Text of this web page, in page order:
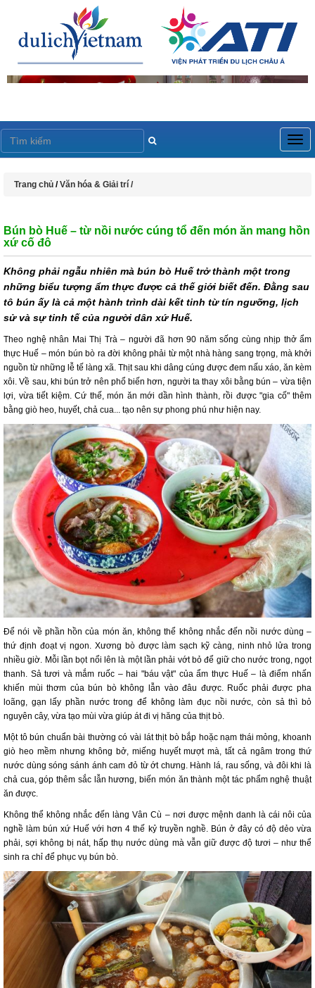
Trang chủ /Văn hóa & Giải trí /
Bún bò Huế – từ nồi nước cúng tổ đến món ăn mang hồn
xứ cố đô
Không phải ngẫu nhiên mà bún bò Huế trở thành một trong
những biểu tượng ẩm thực được cả thế giới biết đến. Đằng sau
tô bún ấy là cả một hành trình dài kết tinh từ tín ngưỡng, lịch
sử và sự tinh tế của người dân xứ Huế.
Theo nghệ nhân Mai Thị Trà – người đã hơn 90 năm sống cùng nhịp thở ẩm
thực Huế – món bún bò ra đời không phải từ một nhà hàng sang trọng, mà khởi
nguồn từ những lễ tế làng xã. Thịt sau khi dâng cúng được đem nấu xáo, ăn kèm
xôi. Về sau, khi bún trở nên phổ biến hơn, người ta thay xôi bằng bún – vừa tiện
lợi, vừa tiết kiệm. Cứ thế, món ăn mới dần hình thành, rồi được "gia cố" thêm
bằng giò heo, huyết, chả cua... tạo nên sự phong phú như hiện nay.
Để nói về phần hồn của món ăn, không thể không nhắc đến nồi nước dùng –
thứ định đoạt vị ngon. Xương bò được làm sạch kỹ càng, ninh nhỏ lửa trong
nhiều giờ. Mỗi lần bọt nổi lên là một lần phải vớt bỏ để giữ cho nước trong, ngọt
thanh. Sả tươi và mắm ruốc – hai "báu vật" của ẩm thực Huế – là điểm nhấn
khiến mùi thơm của bún bò không lẫn vào đâu được. Ruốc phải được pha
loãng, gạn lấy phần nước trong để không làm đục nồi nước, còn sả thì bỏ
nguyên cây, vừa tạo mùi vừa giúp át đi vị hăng của thịt bò.
Một tô bún chuẩn bài thường có vài lát thịt bò bắp hoặc nạm thái mỏng, khoanh
giò heo mềm nhưng không bở, miếng huyết mượt mà, tất cả ngâm trong thứ
nước dùng sóng sánh ánh cam đỏ từ ớt chưng. Hành lá, rau sống, và đôi khi là
chả cua, góp thêm sắc lẫn hương, biến món ăn thành một tác phẩm nghệ thuật
ăn được.
Không thể không nhắc đến làng Vân Cù – nơi được mệnh danh là cái nôi của
nghề làm bún xứ Huế với hơn 4 thế kỷ truyền nghề. Bún ở đây có độ dẻo vừa
phải, sợi không bị nát, hấp thụ nước dùng mà vẫn giữ được độ tươi – như thể
sinh ra chỉ để phục vụ bún bò.